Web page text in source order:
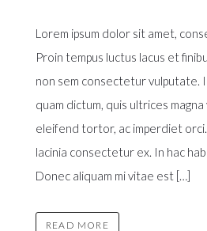
Lorem ipsum dolor sit amet,
Proin tempus luctus lacus et
non sem consectetur vulputate.
quam dictum, quis ultrices
eleifend tortor, ac imperdiet
lacinia consectetur ex. In hac
Donec aliquam mi vitae est […]
READ MORE